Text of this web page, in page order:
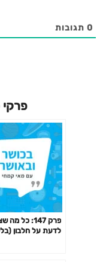
מכון סילבן אדמס
tau.org.il/⁠⁠
0 תגובות
פרק 147: כל מה
לדעת על חלבון